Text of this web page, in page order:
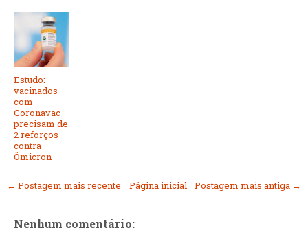
Estudo:
vacinados
com
Coronavac
precisam de
2 reforços
contra
Ômicron
← Postagem mais recente Postagem mais antiga →
Página inicial
Nenhum comentário: